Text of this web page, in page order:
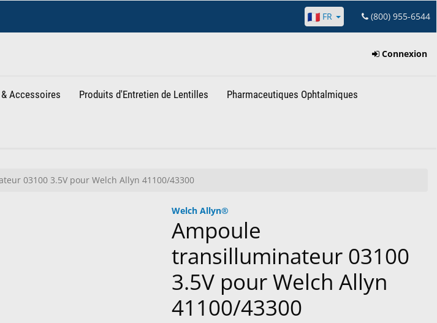
FR (800) 955-6544
Connexion
Accessoires Produits d'Entretien de Lentilles Pharmaceutiques Ophtalmiques
03100 3.5V pour Welch Allyn 41100/43300
Welch Allyn®
Ampoule
transilluminateur 03100
3.5V pour Welch Allyn
41100/43300